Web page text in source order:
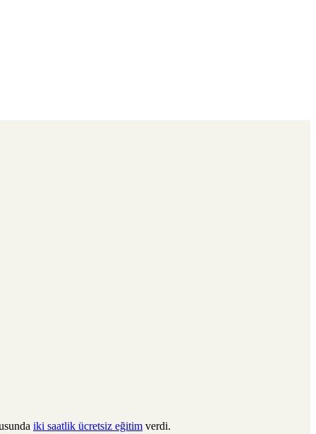
iki saatlik ücretsiz eğitim verdi.